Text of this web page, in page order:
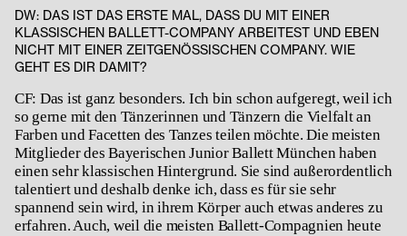
DW: DAS IST DAS ERSTE MAL, DASS DU MIT EINER
KLASSISCHEN BALLETT-COMPANY ARBEITEST UND EBEN
NICHT MIT EINER ZEITGENÖSSISCHEN COMPANY. WIE
GEHT ES DIR DAMIT?
CF: Das ist ganz besonders. Ich bin schon aufgeregt, weil ich
so gerne mit den Tänzerinnen und Tänzern die Vielfalt an
Farben und Facetten des Tanzes teilen möchte. Die meisten
Mitglieder des Bayerischen Junior Ballett München haben
einen sehr klassischen Hintergrund. Sie sind außerordentlich
talentiert und deshalb denke ich, dass es für sie sehr
spannend sein wird, in ihrem Körper auch etwas anderes zu
erfahren. Auch, weil die meisten Ballett-Compagnien heute